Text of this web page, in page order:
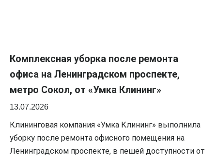
Комплексная уборка после ремонта
офиса на Ленинградском проспекте,
метро Сокол, от «Умка Клининг»
13.07.2026
Клининговая компания «Умка Клининг» выполнила
уборку после ремонта офисного помещения на
Ленинградском проспекте, в пешей доступности от